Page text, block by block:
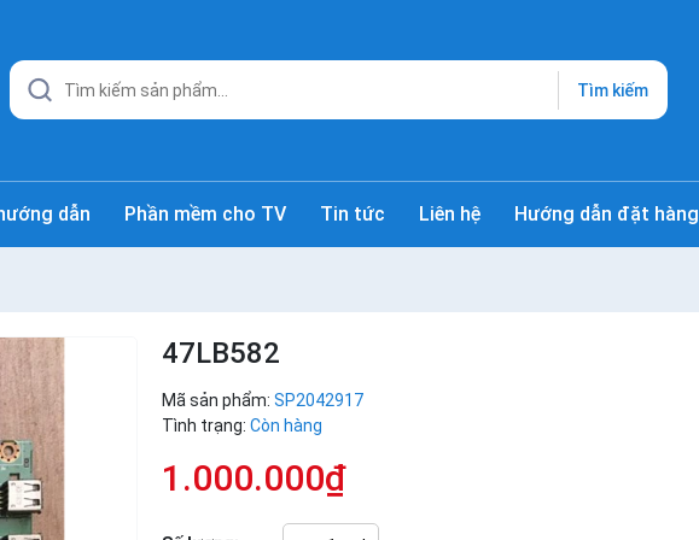
Tìm kiếm
dẫn Phần mềm cho TV Tin tức Liên hệ Hướng dẫn đặt hàng
47LB582
Mã sản phẩm: SP2042917
Tình trạng: Còn hàng
1.000.000₫